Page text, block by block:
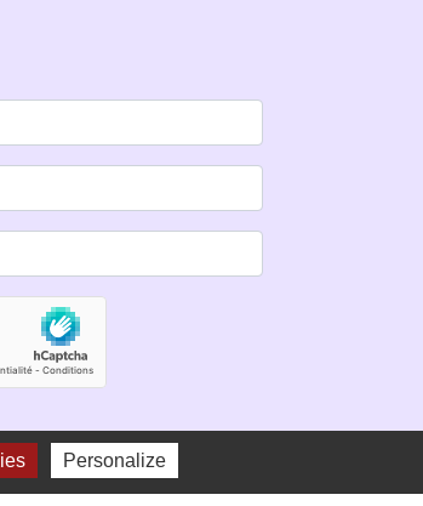
Personalize